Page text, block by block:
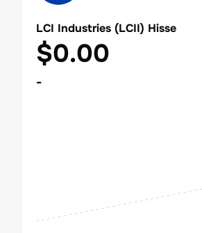
LCI Industries (LCII) Hisse
$0.00
-